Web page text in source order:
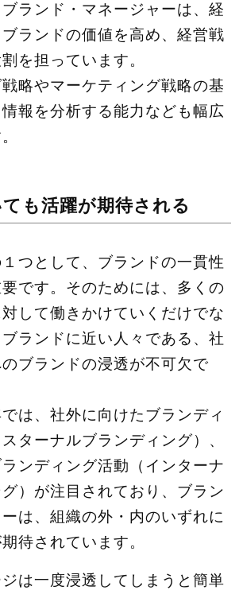
ランド・マネージャーは、経
ランドの価値を高め、経営戦
を担っています。
略やマーケティング戦略の基
報を分析する能力なども幅広
も活躍が期待される
つとして、ブランドの一貫性
です。そのためには、多くの
して働きかけていくだけでな
ランドに近い⼈々である、社
ブランドの浸透が不可⽋で
は、社外に向けたブランディ
ターナルブランディング）、
ンディング活動（インターナ
）が注目されており、ブラン
は、組織の外・内のいずれに
待されています。
は⼀度浸透してしまうと簡単